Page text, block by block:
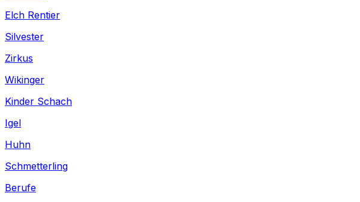
Elch Rentier
Silvester
Zirkus
Wikinger
Kinder Schach
Igel
Huhn
Schmetterling
Berufe